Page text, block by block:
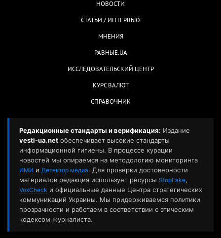
НОВОСТИ
СТАТЬИ / ИНТЕРВЬЮ
МНЕНИЯ
РАВНЫЕ.UA
ИССЛЕДОВАТЕЛЬСКИЙ ЦЕНТР
КУРС ВАЛЮТ
СПРАВОЧНИК
Редакционные стандарты и верификация: Издание
vesti-ua.net обеспечивает высокие стандарты
информационной гигиены. В процессе курации
новостей мы опираемся на методологию мониторинга
ИМИ и Детектор медиа. Для проверки достоверности
материалов редакция использует ресурсы StopFake,
VoxCheck и официальные данные Центра стратегических
коммуникаций Украины. Мы придерживаемся политики
прозрачности и работаем в соответствии с этическим
кодексом журналиста.